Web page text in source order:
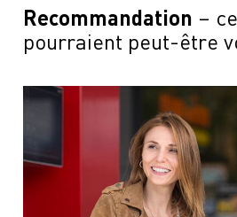
Recommandation
pourraient peut-être